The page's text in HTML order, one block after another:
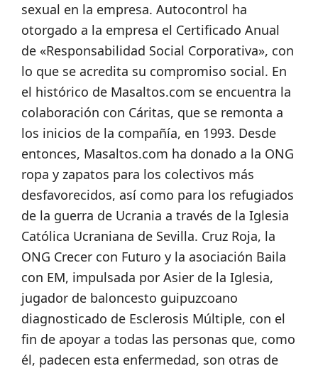
sexual en la empresa. Autocontrol ha
otorgado a la empresa el Certificado Anual
de «Responsabilidad Social Corporativa», con
lo que se acredita su compromiso social. En
el histórico de Masaltos.com se encuentra la
colaboración con Cáritas, que se remonta a
los inicios de la compañía, en 1993. Desde
entonces, Masaltos.com ha donado a la ONG
ropa y zapatos para los colectivos más
desfavorecidos, así como para los refugiados
de la guerra de Ucrania a través de la Iglesia
Católica Ucraniana de Sevilla. Cruz Roja, la
ONG Crecer con Futuro y la asociación Baila
con EM, impulsada por Asier de la Iglesia,
jugador de baloncesto guipuzcoano
diagnosticado de Esclerosis Múltiple, con el
fin de apoyar a todas las personas que, como
él, padecen esta enfermedad, son otras de